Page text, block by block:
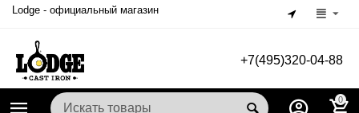
Lodge - официальный магазин
+7(495)320-04-88
0